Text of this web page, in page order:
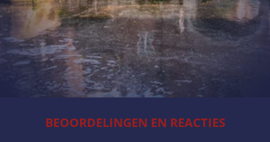
BEOORDELINGEN EN REACTIES